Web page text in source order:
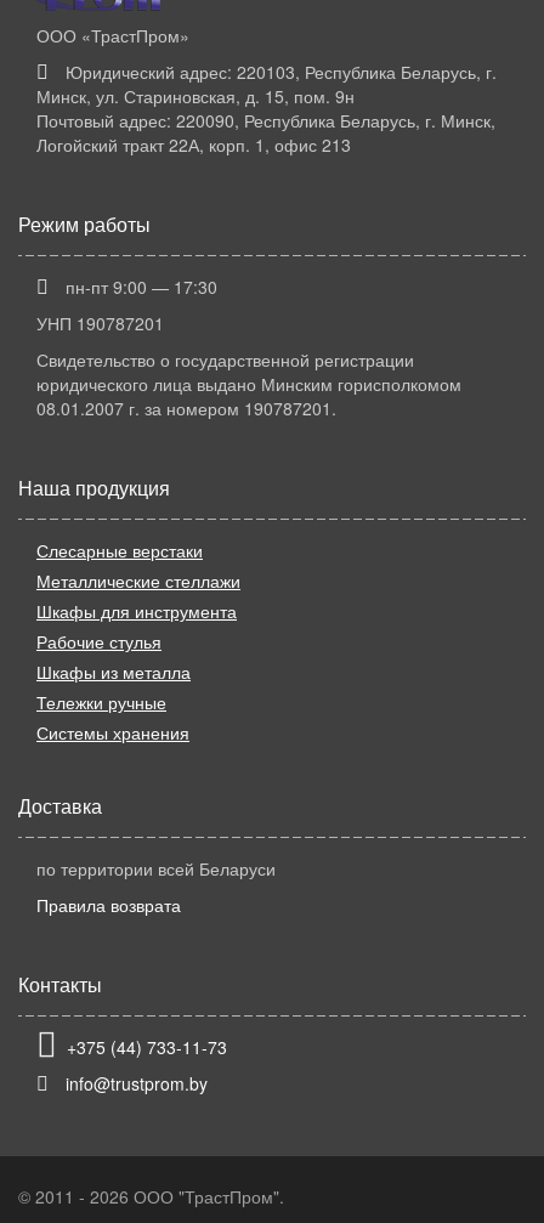
ООО «ТрастПром»
Юридический адрес: 220103, Республика Беларусь, г.
Минск, ул. Стариновская, д. 15, пом. 9н
Почтовый адрес: 220090, Республика Беларусь, г. Минск,
Логойский тракт 22А, корп. 1, офис 213
Режим работы
пн-пт 9:00 — 17:30
УНП 190787201
Свидетельство о государственной регистрации
юридического лица выдано Минским горисполкомом
08.01.2007 г. за номером 190787201.
Наша продукция
Слесарные верстаки
Металлические стеллажи
Шкафы для инструмента
Рабочие стулья
Шкафы из металла
Тележки ручные
Системы хранения
Доставка
по территории всей Беларуси
Правила возврата
Контакты
+375 (44) 733-11-73
info@trustprom.by
© 2011 - 2026 ООО "ТрастПром".